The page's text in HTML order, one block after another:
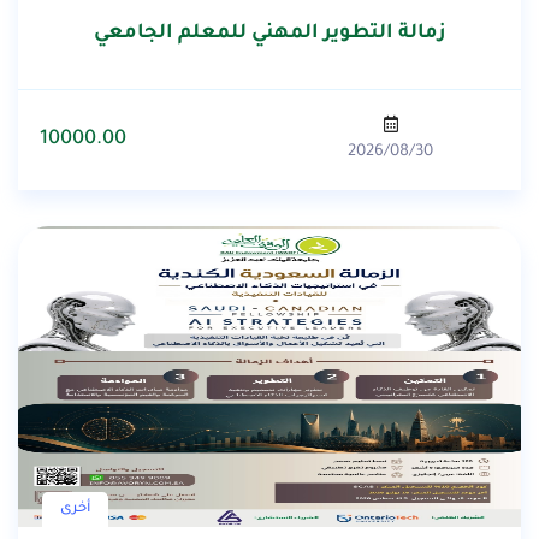
زمالة التطوير المهني للمعلم الجامعي
2026/08/30
10000.00
أخرى